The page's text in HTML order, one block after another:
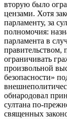
вторую было
цензами. Хотя
парламенту, за
полномочия:
парламента в
правительством,
ограничивать
произвольной
безопасности»
обнародовал
султана по-
священных